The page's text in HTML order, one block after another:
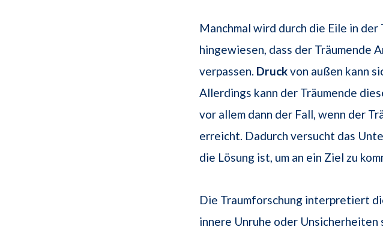
Manchmal wird durch die Eile in
hingewiesen, dass der Träumende
verpassen. Druckvon außen kann
Allerdings kann der Träumende
vor allem dann der Fall, wenn der
erreicht. Dadurch versucht das
die Lösung ist, um an ein Ziel zu
Die Traumforschung interpretiert
innere Unruhe oder Unsicherheiten